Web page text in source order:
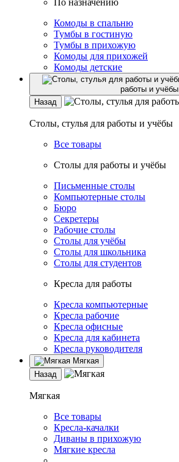
По назначению
Комоды в спальню
Тумбы в гостиную
Тумбы в прихожую
Комоды для прихожей
Комоды детские
работы и учёбы
Назад
Столы, стулья для работы и учёбы
Все товары
Столы для работы и учёбы
Письменные столы
Компьютерные столы
Бюро
Секретеры
Рабочие столы
Столы для учёбы
Столы для школьника
Столы для студентов
Кресла для работы
Кресла компьютерные
Кресла рабочие
Кресла офисные
Кресла для кабинета
Кресла руководителя
Мягкая
Назад
Мягкая
Все товары
Кресла-качалки
Диваны в прихожую
Мягкие кресла